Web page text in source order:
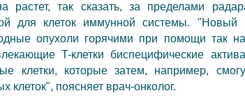
растет, так сказать, за пределами
для клеток иммунной системы. "Новый
опухоли горячими при помощи так
T-клетки биспецифические
клетки, которые затем, например,
клеток", поясняет врач-онколог.